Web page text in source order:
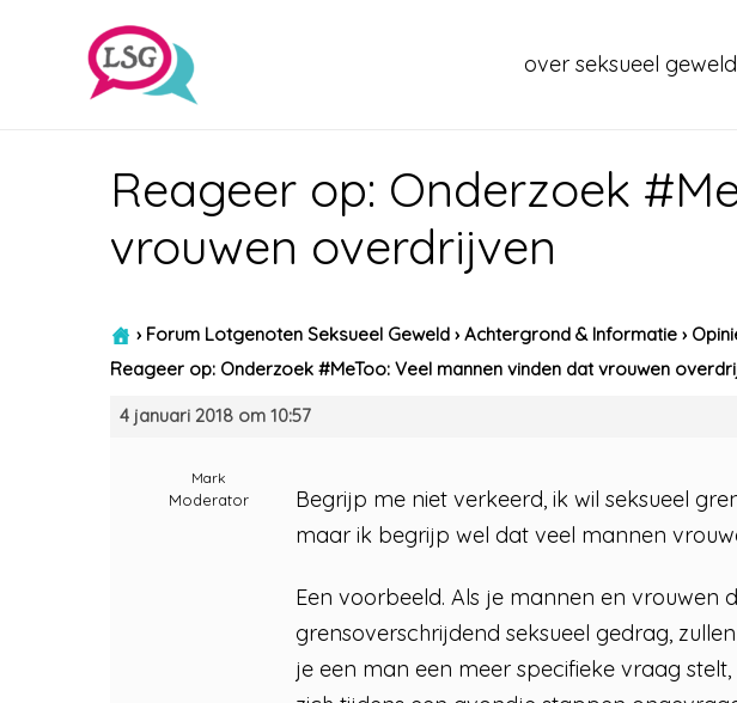
over seksueel geweld
Reageer op: Onderzoek
vrouwen overdrijven
› Forum Lotgenoten Seksueel Geweld › Achtergrond & Informatie ›
Reageer op: Onderzoek #MeToo: Veel mannen vinden dat vrouwen
4 januari 2018 om 10:57
Mark
Moderator
Begrijp me niet verkeerd, ik wil seksueel
maar ik begrijp wel dat veel mannen
Een voorbeeld. Als je mannen en
grensoverschrijdend seksueel gedrag,
je een man een meer specifieke vraag